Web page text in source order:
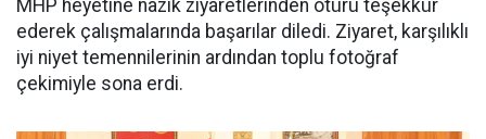
MHP heyetine nazik ziyaretlerinden ötürü teşekkür
ederek çalışmalarında başarılar diledi. Ziyaret, karşılıklı
iyi niyet temennilerinin ardından toplu fotoğraf
çekimiyle sona erdi.